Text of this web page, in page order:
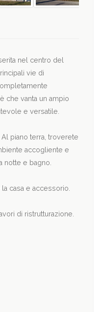
nel centro del
vie di
che vanta un ampio
e versatile.
piano terra, troverete
accogliente e
notte e bagno.
casa e accessorio.
di ristrutturazione.